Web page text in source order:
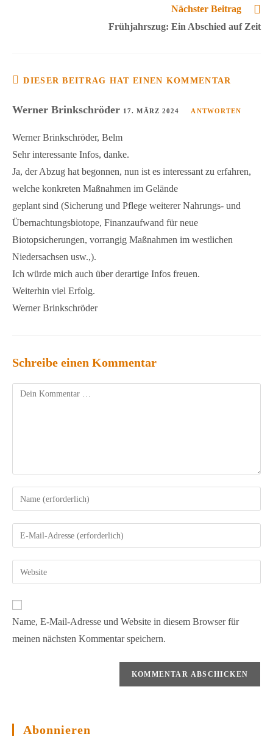
Nächster Beitrag
Frühjahrszug: Ein Abschied auf Zeit
DIESER BEITRAG HAT EINEN KOMMENTAR
Werner Brinkschröder 17. MÄRZ 2024 ANTWORTEN
Werner Brinkschröder, Belm
Sehr interessante Infos, danke.
Ja, der Abzug hat begonnen, nun ist es interessant zu erfahren,
welche konkreten Maßnahmen im Gelände
geplant sind (Sicherung und Pflege weiterer Nahrungs- und
Übernachtungsbiotope, Finanzaufwand für neue
Biotopsicherungen, vorrangig Maßnahmen im westlichen
Niedersachsen usw.,).
Ich würde mich auch über derartige Infos freuen.
Weiterhin viel Erfolg.
Werner Brinkschröder
Schreibe einen Kommentar
Name, E-Mail-Adresse und Website in diesem Browser für
meinen nächsten Kommentar speichern.
Abonnieren